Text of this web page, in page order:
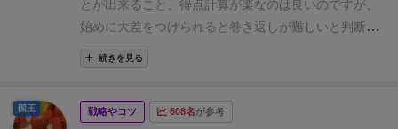
で、このゲーム特有のマイナスポイントではありませ
ん。むしろ経年の特異性や、30分前後で終わる手軽さ
など、長所が感じられ易い作品なのではないかと思い
的評価☆良い＋
とが出来ること、得点計算が楽なのは良いのですが、
始めに大差をつけられると巻き返しが難しいと判断し
てゲームを諦めてしまう可能性があると感じました。
一緒にプレイした友人も同様の感想を持っていたよう
り世界観に入り込めると思いました。
続きを見る
戦略やコツ 608名が参考
国王